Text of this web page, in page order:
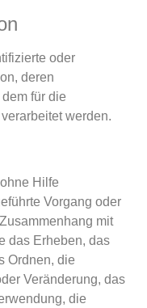
oder
deren
für die
werden.
Hilfe
Vorgang oder
mit
das Erheben, das
Ordnen, die
Veränderung, das
die